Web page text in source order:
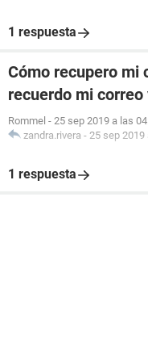
1 respuesta
Cómo recupero mi
recuerdo mi
Rommel - 25 sep 2019 a las
zandra.rivera - 25 sep 2019
1 respuesta